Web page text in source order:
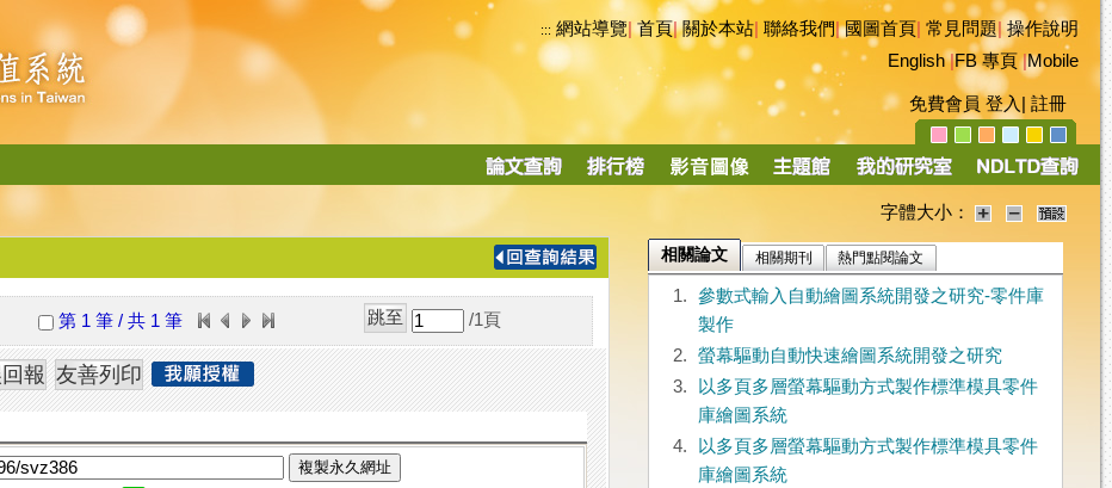
::: 網站導覽|首頁|關於本站 聯絡我們|國圖首頁 常見問題|操作說明
English|FB 專頁|Mobile
免費會員 登入 註冊
導
字體大小：
第 1 筆 / 共 1 筆 /1 頁
複製永久網址
相關論文 相關期刊 熱門點閱論文
1.
參數式輸入自動繪圖系統開發之研究-零件庫
製作
2.
螢幕驅動自動快速繪圖系統開發之研究
3.
以多頁多層螢幕驅動方式製作標準模具零件
庫繪圖系統
4.
以多頁多層螢幕驅動方式製作標準模具零件
庫繪圖系統